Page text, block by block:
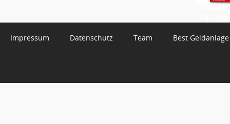
Impressum Datenschutz Team Best Geldanlage